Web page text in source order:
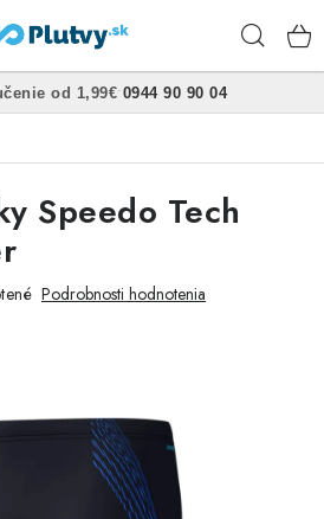
od 1,99€• 0944 90 90 04
Speedo Tech
Podrobnosti hodnotenia